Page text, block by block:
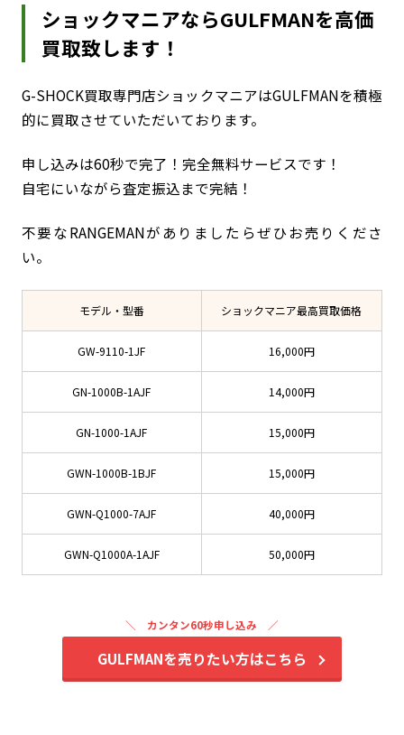
ショックマニアならGULFMANを高価
買取致します！
G-SHOCK買取専門店ショックマニアはGULFMANを積極
的に買取させていただいております。
申し込みは60秒で完了！完全無料サービスです！
自宅にいながら査定振込まで完結！
不要なRANGEMANがありましたらぜひお売りくださ
い。
モデル・型番 ショックマニア最高買取価格
GW-9110-1JF 16,000円
GN-1000B-1AJF 14,000円
GN-1000-1AJF 15,000円
GWN-1000B-1BJF 15,000円
GWN-Q1000-7AJF 40,000円
GWN-Q1000A-1AJF 50,000円
カンタン60秒申し込み
GULFMANを売りたい方はこちら